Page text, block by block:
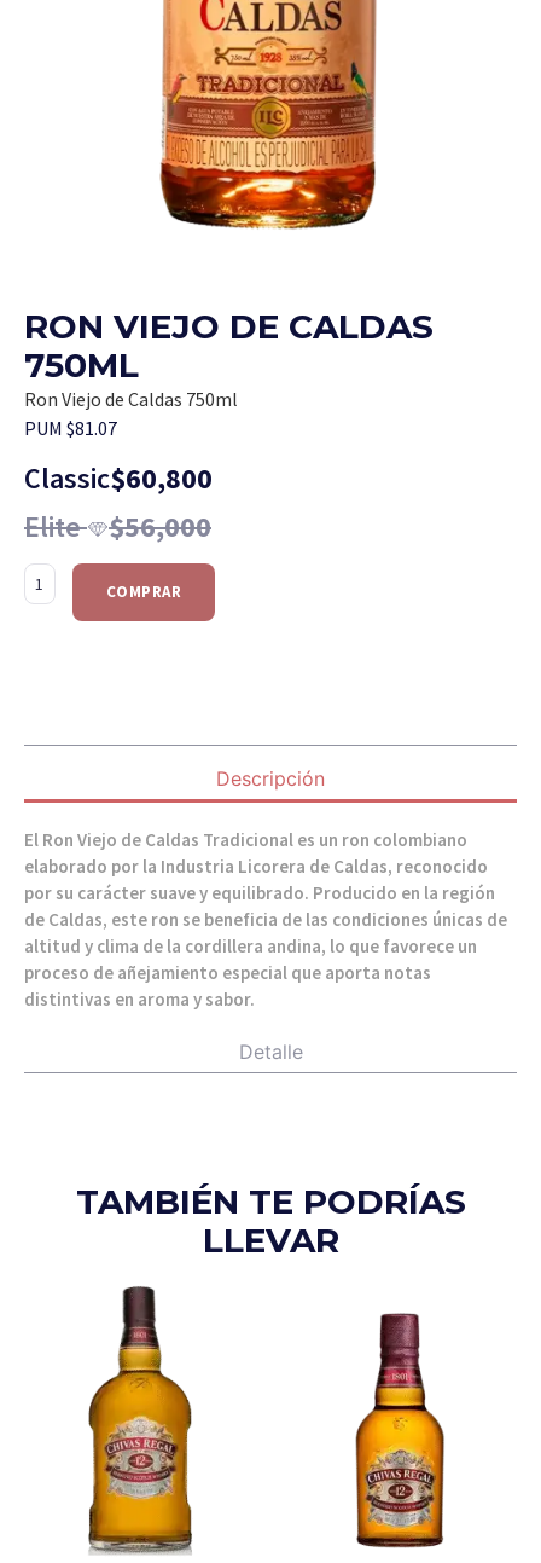
RON VIEJO DE CALDAS
750ML
Ron Viejo de Caldas 750ml
PUM $81.07
Classic$60,800
Elite $56,000
COMPRAR
Descripción
Detalle
El Ron Viejo de Caldas Tradicional es un ron colombiano
elaborado por la Industria Licorera de Caldas, reconocido
por su carácter suave y equilibrado. Producido en la región
de Caldas, este ron se beneficia de las condiciones únicas de
altitud y clima de la cordillera andina, lo que favorece un
proceso de añejamiento especial que aporta notas
distintivas en aroma y sabor.
TAMBIÉN TE PODRÍAS
LLEVAR